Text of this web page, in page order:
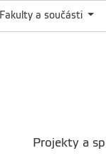
Fakulty a součásti
Projekty a